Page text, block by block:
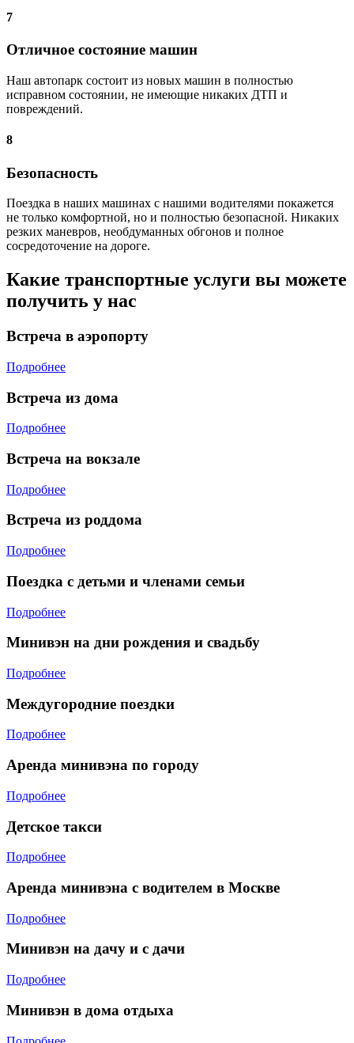
7
Отличное состояние машин
Наш автопарк состоит из новых машин в полностью
исправном состоянии, не имеющие никаких ДТП и
повреждений.
8
Безопасность
Поездка в наших машинах с нашими водителями покажется
не только комфортной, но и полностью безопасной. Никаких
резких маневров, необдуманных обгонов и полное
сосредоточение на дороге.
Какие транспортные услуги вы можете
получить у нас
Встреча в аэропорту
Подробнее
Встреча из дома
Подробнее
Встреча на вокзале
Подробнее
Встреча из роддома
Подробнее
Поездка с детьми и членами семьи
Подробнее
Минивэн на дни рождения и свадьбу
Подробнее
Междугородние поездки
Подробнее
Аренда минивэна по городу
Подробнее
Детское такси
Подробнее
Аренда минивэна с водителем в Москве
Подробнее
Минивэн на дачу и с дачи
Подробнее
Минивэн в дома отдыха